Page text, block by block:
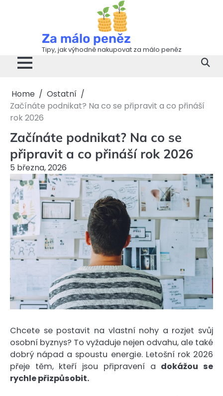
Za málo peněz
Tipy, jak výhodně nakupovat za málo peněz
Home
Ostatní
Začínáte podnikat? Na co se připravit a co přináší
rok 2026
Začínáte podnikat? Na co se
připravit a co přináší rok 2026
5 března, 2026
Chcete se postavit na vlastní nohy a rozjet svůj
osobní byznys? To vyžaduje nejen odvahu, ale také
dobrý nápad a spoustu energie. Letošní rok 2026
přeje těm, kteří jsou připravení a dokážou se
rychle přizpůsobit.